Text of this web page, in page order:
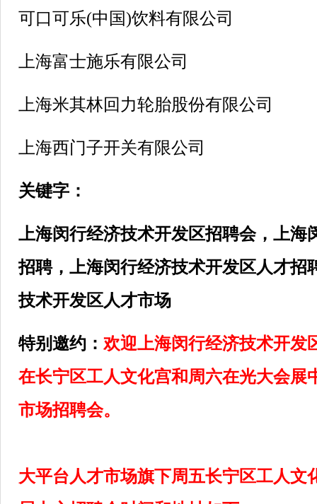
可口可乐(中国)饮料有限公司
上海富士施乐有限公司
上海米其林回力轮胎股份有限公司
上海西门子开关有限公司
关键字：
上海闵行经济技术开发区招聘会，上海
招聘，上海闵行经济技术开发区人才招
技术开发区人才市场
特别邀约： 欢迎上海闵行经济技术开发
在长宁区工人文化宫和周六在光大会展
市场招聘会。
大平台人才市场旗下周五长宁区工人文